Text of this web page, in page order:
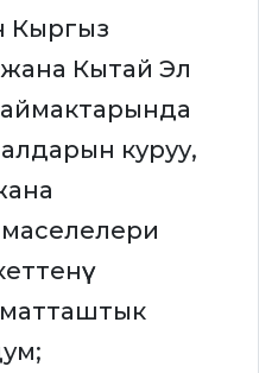
Кыргыз
Кытай Эл
куруу,